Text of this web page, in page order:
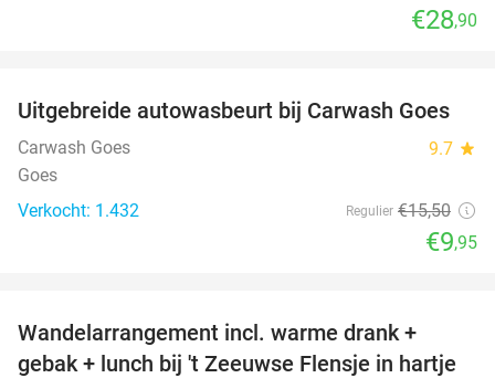
€28,90
36%
Uitgebreide autowasbeurt bij Carwash Goes
Carwash Goes 9.7 star
Goes
Verkocht: 1.432
Regulier €15,50
€9,95
Wandelarrangement incl. warme drank +
gebak + lunch bij 't Zeeuwse Flensje in hartje